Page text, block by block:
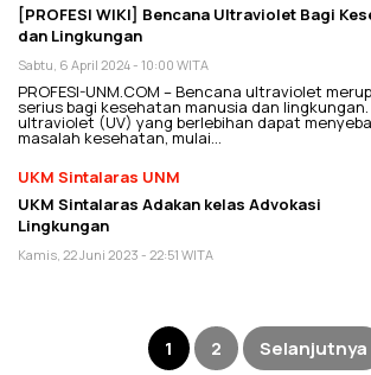
[PROFESI WIKI] Bencana Ultraviolet Bagi
dan Lingkungan
Sabtu, 6 April 2024 - 10:00 WITA
PROFESI-UNM.COM – Bencana ultraviolet
serius bagi kesehatan manusia dan
ultraviolet (UV) yang berlebihan dapat
masalah kesehatan, mulai…
UKM Sintalaras UNM
UKM Sintalaras Adakan kelas Advokasi
Lingkungan
Kamis, 22 Juni 2023 - 22:51 WITA
Paginasi
1 2 Selanjutnya